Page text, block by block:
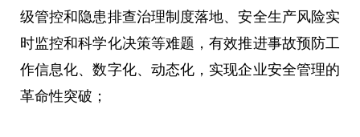
级管控和隐患排查治理制度落地、安全生产风险实
时监控和科学化决策等难题，有效推进事故预防工
作信息化、数字化、动态化，实现企业安全管理的
革命性突破；